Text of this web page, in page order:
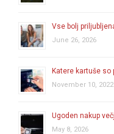
Vse bolj
June 26, 2026
Katere kartuše
November 10, 2022
Ugoden nakup
May 8, 2026